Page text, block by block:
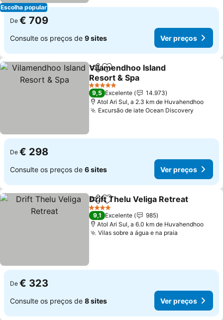
Escolha popular
De € 709
Consulte os preços de 9 sites Ver preços
PartilharAdicionar aos favoritos
Vilamendhoo Island
Resort & Spa
5 Estrelas
9,5 Excelente
14.973
Atol Ari Sul, a 2.3 km de Huvahendhoo
Excursão de iate Ocean Discovery
De € 298
Consulte os preços de 6 sites Ver preços
PartilharAdicionar aos favoritos
Drift Thelu Veliga Retreat
4 Estrelas
9,1 Excelente
985
Atol Ari Sul, a 6.0 km de Huvahendhoo
Vilas sobre a água e na praia
De € 323
Consulte os preços de 8 sites Ver preços